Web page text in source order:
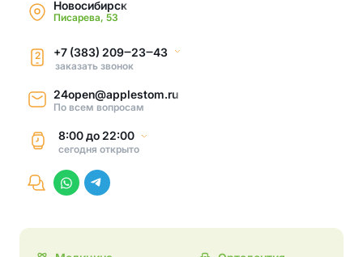
Новосибирск
Писарева, 53
2 +7 (383) 209‒23‒43
заказать звонок
24open@applestom.ru
По всем вопросам
8:00до22:00
сегодняоткрыто